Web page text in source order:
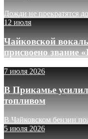
Дожди не прекратятся
12 июля
Чайковской
присвоено звание
7 июля 2026
В Прикамье
топливом
В Чайковском бензин
5 июля 2026